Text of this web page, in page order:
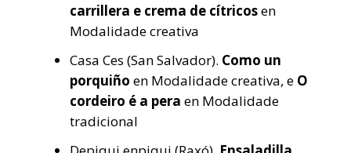
carrillera e crema de cítricosen
Modalidade creativa
Casa Ces (San Salvador). Como un
porquiño en Modalidade creativa, e O
cordeiro é a pera en Modalidade
tradicional